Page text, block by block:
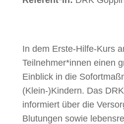
In dem Erste-Hilfe-Kurs
Teilnehmer*innen einen
Einblick in die
(Klein-)Kindern. Das
informiert über die
Blutungen sowie